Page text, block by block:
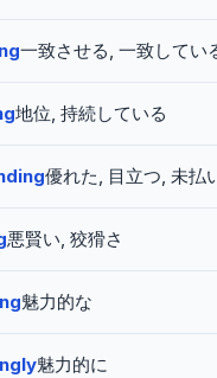
一致させる, 一致してい
地位, 持続している
優れた, 目立つ, 未払
悪賢い, 狡猾さ
魅力的な
魅力的に